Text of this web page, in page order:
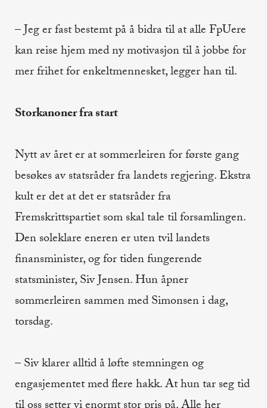
– Jeg er fast bestemt på å bidra til at alle FpUere
kan reise hjem med ny motivasjon til å jobbe for
mer frihet for enkeltmennesket, legger han til.
Storkanoner fra start
Nytt av året er at sommerleiren for første gang
besøkes av statsråder fra landets regjering. Ekstra
kult er det at det er statsråder fra
Fremskrittspartiet som skal tale til forsamlingen.
Den soleklare eneren er uten tvil landets
finansminister, og for tiden fungerende
statsminister, Siv Jensen. Hun åpner
sommerleiren sammen med Simonsen i dag,
torsdag.
– Siv klarer alltid å løfte stemningen og
engasjementet med flere hakk. At hun tar seg tid